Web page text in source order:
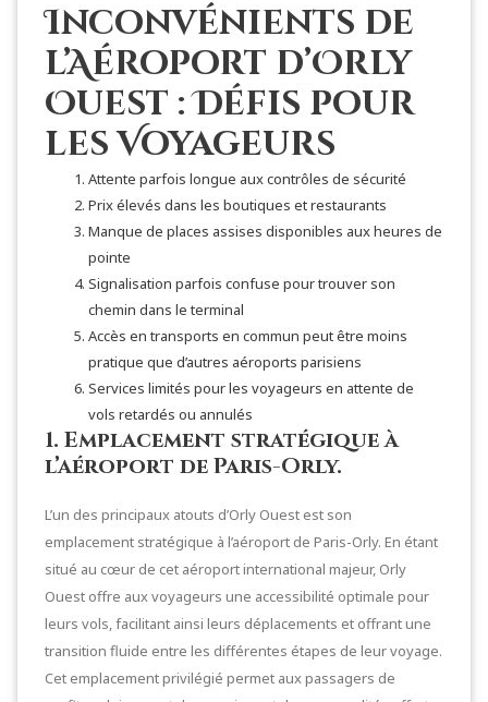
Inconvénients de
l’Aéroport d’Orly
Ouest : Défis pour
les Voyageurs
Attente parfois longue aux contrôles de sécurité
Prix élevés dans les boutiques et restaurants
Manque de places assises disponibles aux heures de
pointe
Signalisation parfois confuse pour trouver son
chemin dans le terminal
Accès en transports en commun peut être moins
pratique que d’autres aéroports parisiens
Services limités pour les voyageurs en attente de
vols retardés ou annulés
1. Emplacement stratégique à
l’aéroport de Paris-Orly.
L’un des principaux atouts d’Orly Ouest est son
emplacement stratégique à l’aéroport de Paris-Orly. En étant
situé au cœur de cet aéroport international majeur, Orly
Ouest offre aux voyageurs une accessibilité optimale pour
leurs vols, facilitant ainsi leurs déplacements et offrant une
transition fluide entre les différentes étapes de leur voyage.
Cet emplacement privilégié permet aux passagers de